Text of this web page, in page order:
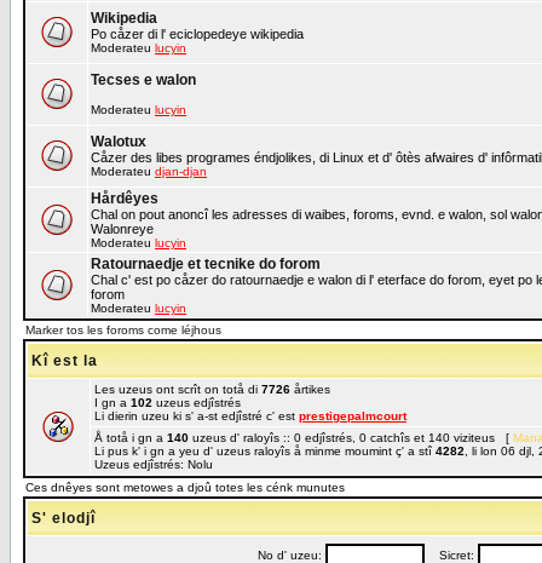
Wikipedia
Po cåzer di l' eciclopedeye wikipedia
Moderateu lucyin
Tecses e walon
Moderateu lucyin
Walotux
Cåzer des libes programes éndjolikes, di Linux et d' ôtès afwaires d'
Moderateu djan-djan
Hårdêyes
Chal on pout anoncî les adresses di waibes, foroms, evnd. e walon, sol
Walonreye
Moderateu lucyin
Ratournaedje et tecnike do forom
Chal c' est po cåzer do ratournaedje e walon di l' eterface do forom, eyet
forom
Moderateu lucyin
Marker tos les foroms come léjhous
Kî est la
Les uzeus ont scrît on totå di 7726 årtikes
I gn a 102 uzeus edjîstrés
Li dierin uzeu ki s' a-st edjîstré c' est prestigepalmcourt
Å totå i gn a 140 uzeus d' raloyîs :: 0 edjîstrés, 0 catchîs et 140 viziteus [
Li pus k' i gn a yeu d' uzeus raloyîs å minme moumint ç' a stî 4282 , li lon 06
Uzeus edjîstrés: Nolu
Ces dnêyes sont metowes a djoû totes les cénk munutes
S' elodjî
No d' uzeu: Sicret: